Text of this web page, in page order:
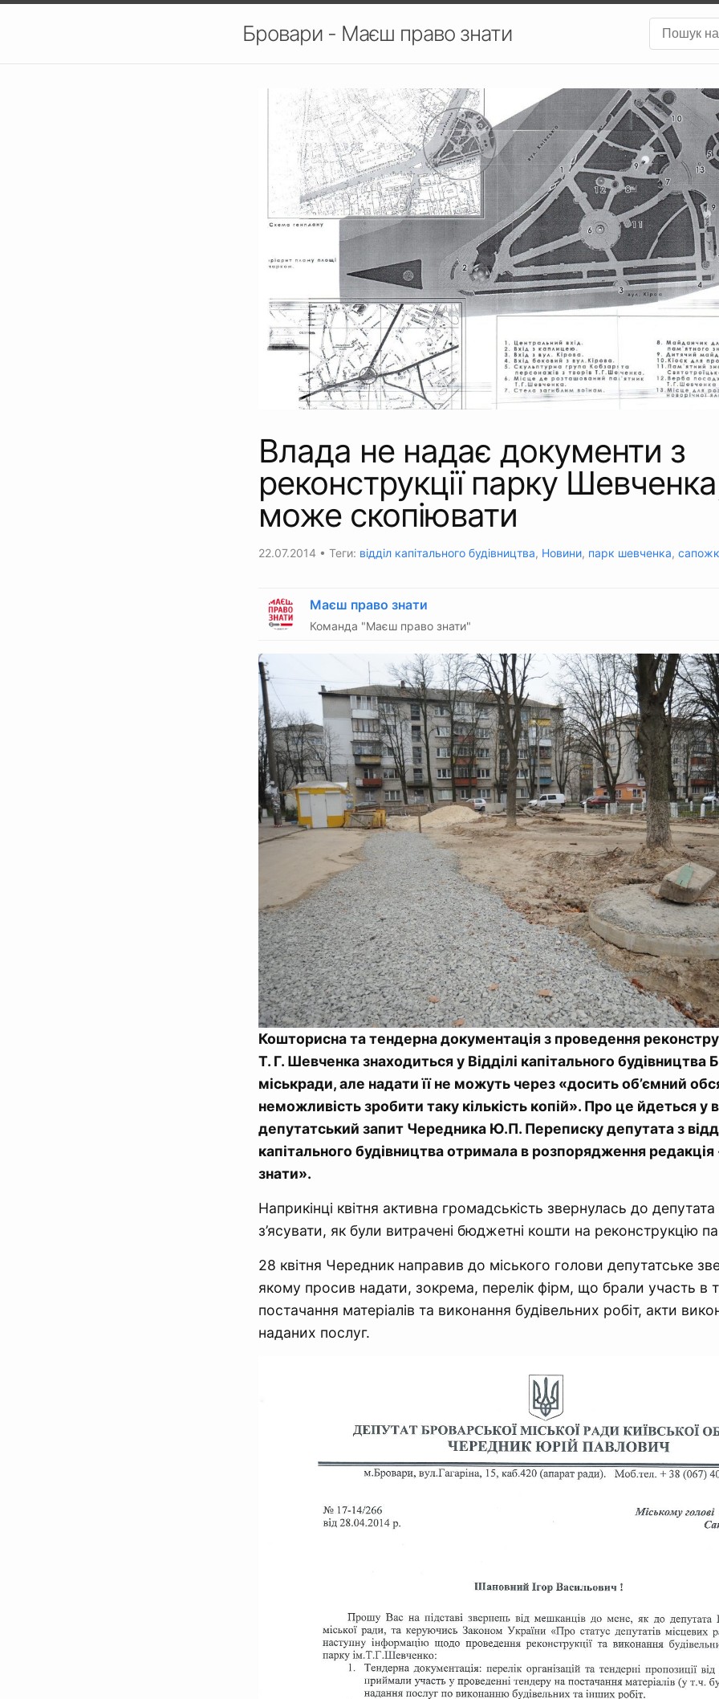
Бровари - Маєш право знати
Влада не надає документи з
реконструкції парку
може скопіювати
22.07.2014 • Теги: відділ капітального будівництва, Новини, парк шевченка,
Маєш право знати
Команда "Маєш право знати"
Кошторисна та тендерна документація з проведення
Т. Г. Шевченка знаходиться у Відділі капітального будівництва
міськради, але надати її не можуть через «досить об’ємний
неможливість зробити таку кількість копій». Про це йдеться у
депутатський запит Чередника Ю.П. Переписку депутата з
капітального будівництва отримала в розпорядження
знати».
Наприкінці квітня активна громадськість звернулась до
з’ясувати, як були витрачені бюджетні кошти на реконструкцію
28 квітня Чередник направив до міського голови депутатське
якому просив надати, зокрема, перелік фірм, що брали участь в
постачання матеріалів та виконання будівельних робіт, акти
наданих послуг.